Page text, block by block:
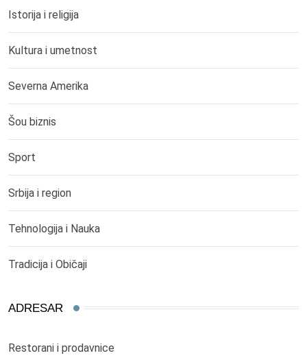
Istorija i religija
Kultura i umetnost
Severna Amerika
Šou biznis
Sport
Srbija i region
Tehnologija i Nauka
Tradicija i Običaji
ADRESAR
Restorani i prodavnice